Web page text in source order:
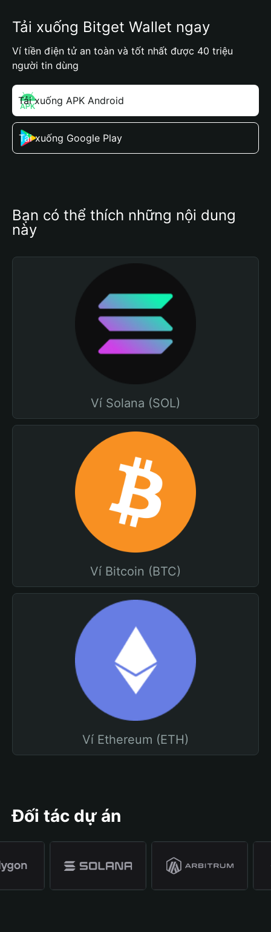
Tải xuống Bitget Wallet ngay
Ví tiền điện tử an toàn và tốt nhất được 40 triệu
người tin dùng
Tải xuống APK Android
Tải xuống Google Play
Bạn có thể thích những nội dung
này
Ví Solana (SOL)
Ví Bitcoin (BTC)
Ví Ethereum (ETH)
Đối tác dự án